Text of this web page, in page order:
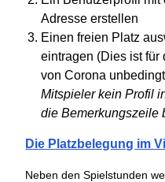
Adresse erstellen
Einen freien Platz
eintragen (Dies ist für
von Corona
Mitspieler kein Profil
die Bemerkungszeile
Die Platzbelegung im
Neben den Spielstunden